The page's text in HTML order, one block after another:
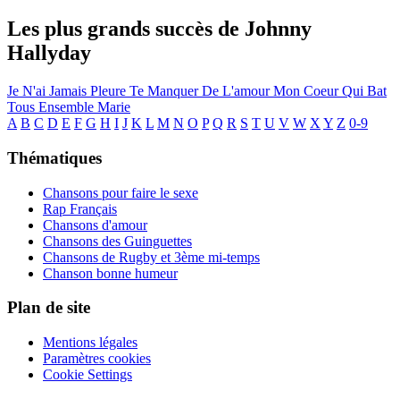
Les plus grands succès de Johnny
Hallyday
Je N'ai Jamais Pleure Te ManquerDe L'amourMon Coeur Qui Bat
Tous Ensemble Marie
A B C D E F G H I J K L M N O P Q R S T U V W X Y Z 0-9
Thématiques
Chansons pour faire le sexe
Rap Français
Chansons d'amour
Chansons des Guinguettes
Chansons de Rugby et 3ème mi-temps
Chanson bonne humeur
Plan de site
Mentions légales
Paramètres cookies
Cookie Settings